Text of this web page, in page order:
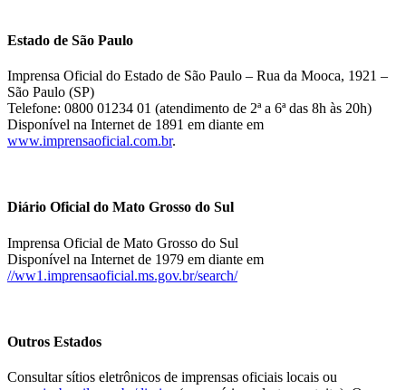
Estado de São Paulo
Imprensa Oficial do Estado de São Paulo – Rua da Mooca, 1921 –
São Paulo (SP)
Telefone: 0800 01234 01 (atendimento de 2ª a 6ª das 8h às 20h)
Disponível na Internet de 1891 em diante em
www.imprensaoficial.com.br.
Diário Oficial do Mato Grosso do Sul
Imprensa Oficial de Mato Grosso do Sul
Disponível na Internet de 1979 em diante em
//ww1.imprensaoficial.ms.gov.br/search/
Outros Estados
Consultar sítios eletrônicos de imprensas oficiais locais ou